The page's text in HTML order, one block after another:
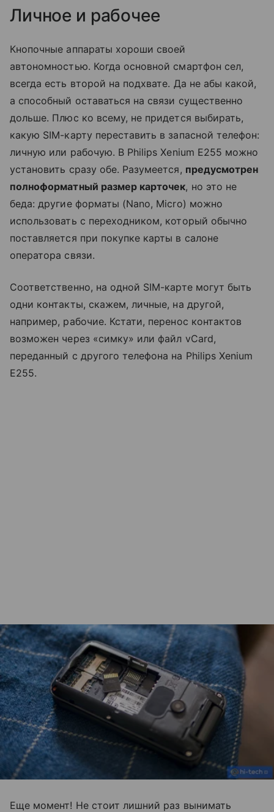
Личное и рабочее
Кнопочные аппараты хороши своей
автономностью. Когда основной смартфон сел,
всегда есть второй на подхвате. Да не абы какой,
а способный оставаться на связи существенно
дольше. Плюс ко всему, не придется выбирать,
какую SIM-карту переставить в запасной телефон:
личную или рабочую. В Philips Xenium E255 можно
установить сразу обе. Разумеется, предусмотрен
полноформатный размер карточек, но это не
беда: другие форматы (Nano, Micro) можно
использовать с переходником, который обычно
поставляется при покупке карты в салоне
оператора связи.
Соответственно, на одной SIM-карте могут быть
одни контакты, скажем, личные, на другой,
например, рабочие. Кстати, перенос контактов
возможен через «симку» или файл vCard,
переданный с другого телефона на Philips Xenium
E255.
Еще момент! Не стоит лишний раз вынимать